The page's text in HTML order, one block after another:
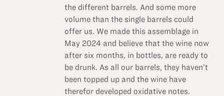
the different barrels. And some more
volume than the single barrels could
offer us. We made this assemblage in
May 2024 and believe that the wine now
after six months, in bottles, are ready to
be drunk. As all our barrels, they haven’t
been topped up and the wine have
therefor developed oxidative notes.